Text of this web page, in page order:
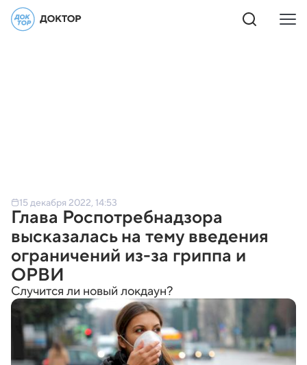
15 декабря 2022, 14:53
Глава Роспотребнадзора
высказалась на тему введения
ограничений из-за гриппа и
ОРВИ
Случится ли новый локдаун?